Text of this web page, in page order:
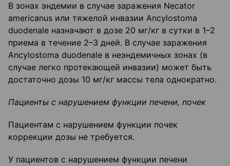
В зонах эндемии в случае заражения Necator
americanus или тяжелой инвазии Ancylostoma
duodenale назначают в дозе 20 мг/кг в сутки в 1–2
приема в течение 2–3 дней. В случае заражения
Ancylostoma duodenale в неэндемичных зонах (в
случае легко протекающей инвазии) может быть
достаточно дозы 10 мг/кг массы тела однократно.
Пациенты с нарушением функции печени, почек
Пациентам с нарушением функции почек
коррекции дозы не требуется.
У пациентов с нарушением функции печени